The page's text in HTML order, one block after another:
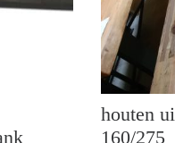
houten
160/275